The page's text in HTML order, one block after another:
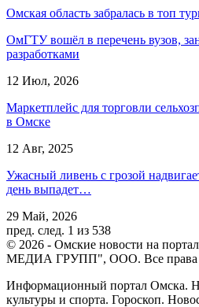
Омская область забралась в топ
ОмГТУ вошёл в перечень вузов,
разработками
12 Июл, 2026
Маркетплейс для торговли
в Омске
12 Авг, 2025
Ужасный ливень с грозой
день выпадет…
29 Май, 2026
пред. след. 1 из 538
© 2026 - Омские новости на
МЕДИА ГРУПП", ООО. Все права
Информационный портал Омска.
культуры и спорта. Гороскоп.